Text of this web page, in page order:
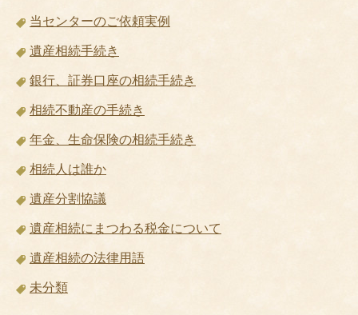
当センターのご依頼実例
遺産相続手続き
銀行、証券口座の相続手続き
相続不動産の手続き
年金、生命保険の相続手続き
相続人は誰か
遺産分割協議
遺産相続にまつわる税金について
遺産相続の法律用語
未分類